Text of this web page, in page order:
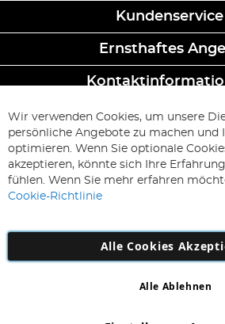
Kundenservice
Ernsthaftes
ABONNIEREN &
Melden
Sie
unseren
Newsletter
Abonnieren
Wir verwenden Cookies, um unsere
persönliche Angebote zu machen und
optimieren. Wenn Sie optionale
akzeptieren, könnte sich Ihre
fühlen. Wenn Sie mehr erfahren
Cookie-Richtlinie
Alle Cookies
Alle Ablehnen